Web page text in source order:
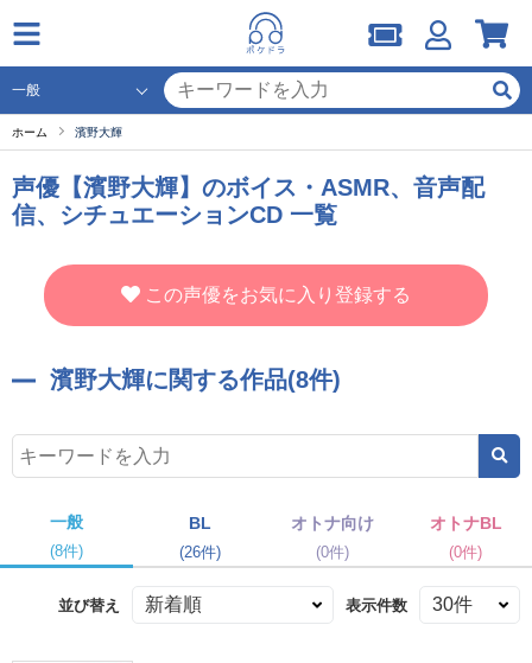
ホーム 濱野大輝
声優【濱野大輝】のボイス・ASMR、音声配
信、シチュエーションCD 一覧
この声優をお気に入り登録する
濱野大輝に関する作品(8件)
一般
(8件)
BL
(26件)
オトナ向け
(0件)
オトナBL
(0件)
並び替え 表示件数